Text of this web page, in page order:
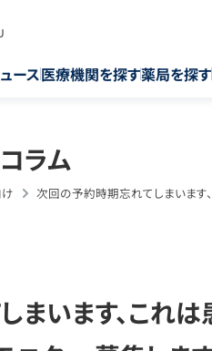
ース医療機関を探す薬局を探す
ラム
次回の予約時期忘れてしまいます
います、これ